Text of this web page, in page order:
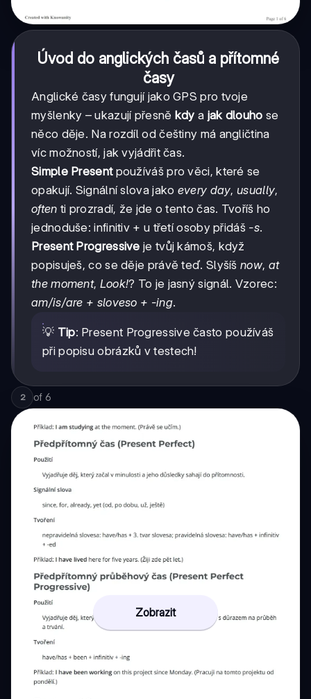
Úvod do anglických časů a přítomné
časy
Anglické časy fungují jako GPS pro tvoje
myšlenky – ukazují přesně kdy a jak dlouho se
něco děje. Na rozdíl od češtiny má angličtina
víc možností, jak vyjádřit čas.
Simple Presentpoužíváš pro věci, které se
opakují. Signální slova jako every day,usually,
often ti prozradí, že jde o tento čas. Tvoříš ho
jednoduše: infinitiv + u třetí osoby přidáš -s.
Present Progressive je tvůj kámoš, když
popisuješ, co se děje právě teď. Slyšíš now, at
the moment, Look!? To je jasný signál. Vzorec:
am/is/are + sloveso + -ing.
💡 Tip: Present Progressive často používáš
při popisu obrázků v testech!
2 of 6
Zobrazit